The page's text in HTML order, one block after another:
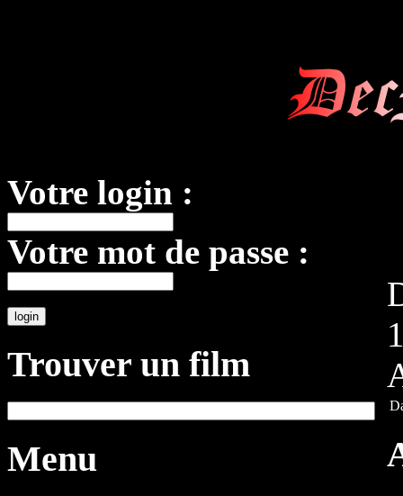
Votre login :
Votre mot de passe :
Trouver un film
Menu